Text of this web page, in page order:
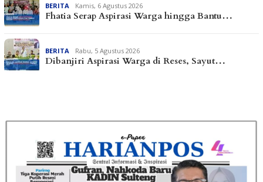
BERITA Kamis, 6 Agustus 2026
Fhatia Serap Aspirasi Warga hingga Bantu…
BERITA Rabu, 5 Agustus 2026
Dibanjiri Aspirasi Warga di Reses, Sayut…